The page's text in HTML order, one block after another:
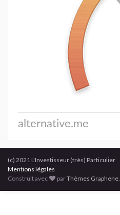
(c) 2021 L'Investisseur (très) Particulier
Mentions légales
Construit avec
parThèmes Graphene.